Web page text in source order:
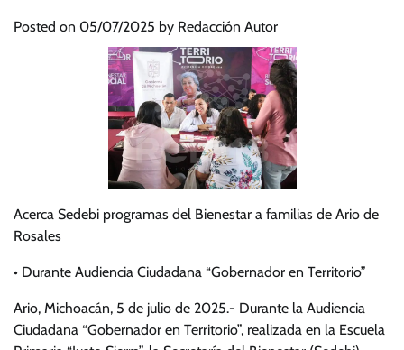
Posted on 05/07/2025 by Redacción Autor
Acerca Sedebi programas del Bienestar a familias de Ario de
Rosales
• Durante Audiencia Ciudadana “Gobernador en Territorio”
Ario, Michoacán, 5 de julio de 2025.- Durante la Audiencia
Ciudadana “Gobernador en Territorio”, realizada en la Escuela